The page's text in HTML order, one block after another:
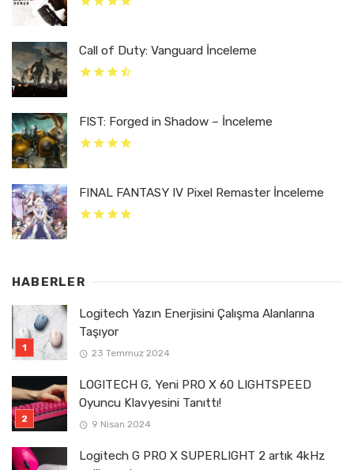
Call of Duty: Vanguard İnceleme
FIST: Forged in Shadow – İnceleme
FINAL FANTASY IV Pixel Remaster İnceleme
HABERLER
Logitech Yazın Enerjisini Çalışma Alanlarına
Taşıyor
23 Temmuz 2024
LOGITECH G, Yeni PRO X 60 LIGHTSPEED
Oyuncu Klavyesini Tanıttı!
9 Nisan 2024
Logitech G PRO X SUPERLIGHT 2 artık 4kHz